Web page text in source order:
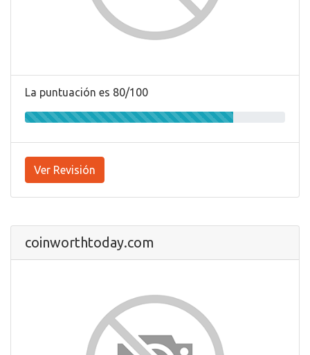
La puntuación es 80/100
Ver Revisión
coinworthtoday.com